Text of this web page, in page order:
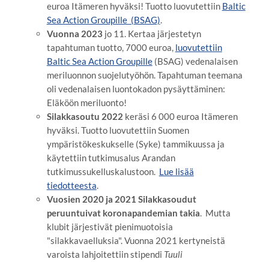
euroa Itämeren hyväksi! Tuotto luovutettiin Baltic
Sea Action Groupille (BSAG).
Vuonna 2023 jo 11. Kertaa järjestetyn
tapahtuman tuotto, 7000 euroa, luovutettiin
Baltic Sea Action Groupille(BSAG) vedenalaisen
meriluonnon suojelutyöhön. Tapahtuman teemana
oli vedenalaisen luontokadon pysäyttäminen:
Eläköön meriluonto!
Silakkasoutu 2022 keräsi 6 000 euroa Itämeren
hyväksi. Tuotto luovutettiin Suomen
ympäristökeskukselle (Syke) tammikuussa ja
käytettiin tutkimusalus Arandan
tutkimussukelluskalustoon. Lue lisää
tiedotteesta.
Vuosien 2020 ja 2021 Silakkasoudut
peruuntuivat koronapandemian takia. Mutta
klubit järjestivät pienimuotoisia
"silakkavaelluksia". Vuonna 2021 kertyneistä
varoista lahjoitettiin stipendi Tuuli